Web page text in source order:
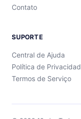
Contato
SUPORTE
Central de Ajuda
Política de
Termos de Serviço